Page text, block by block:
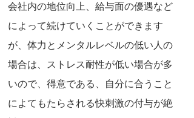
会社内の地位向上、給与面の優遇など
によって続けていくことができます
が、体力とメンタルレベルの低い人の
場合は、ストレス耐性が低い場合が多
いので、得意である、自分に合うこと
によてもたらされる快刺激の付与が絶